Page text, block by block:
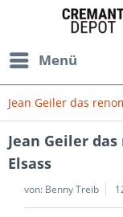
Menü
Jean Geiler das
Jean Geiler
Elsass
von: Benny Treib